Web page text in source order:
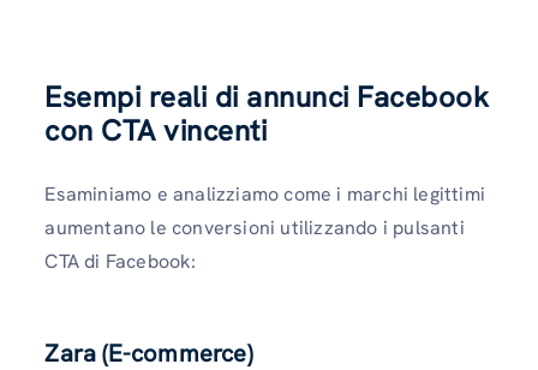
Esempi reali di annunci Facebook
con CTA vincenti
Esaminiamo e analizziamo come i marchi legittimi
aumentano le conversioni utilizzando i pulsanti
CTA di Facebook:
Zara (E-commerce)